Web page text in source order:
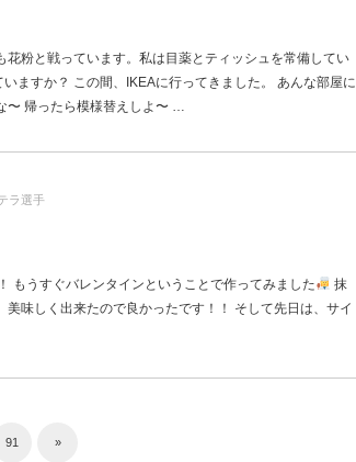
花粉と戦っています。私は目薬とティッシュを常備してい
ますか？ この間、IKEAに行ってきました。 あんな部屋に
〜 帰ったら模様替えしよ〜 …
ラ選手
もうすぐバレンタインということで作ってみました
抹
味しく出来たので良かったです！！ そして先日は、サイ
91 »